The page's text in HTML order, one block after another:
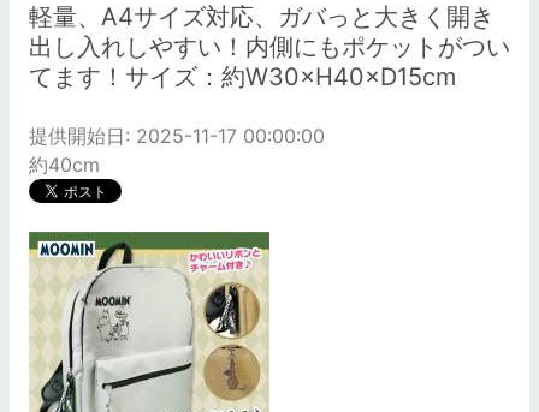
軽量、A4サイズ対応、ガバっと大きく開き
出し入れしやすい！内側にもポケットがつい
てます！サイズ：約W30×H40×D15cm
提供開始日: 2025-11-17 00:00:00
約40cm